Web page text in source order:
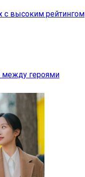
с высоким рейтингом
между героями